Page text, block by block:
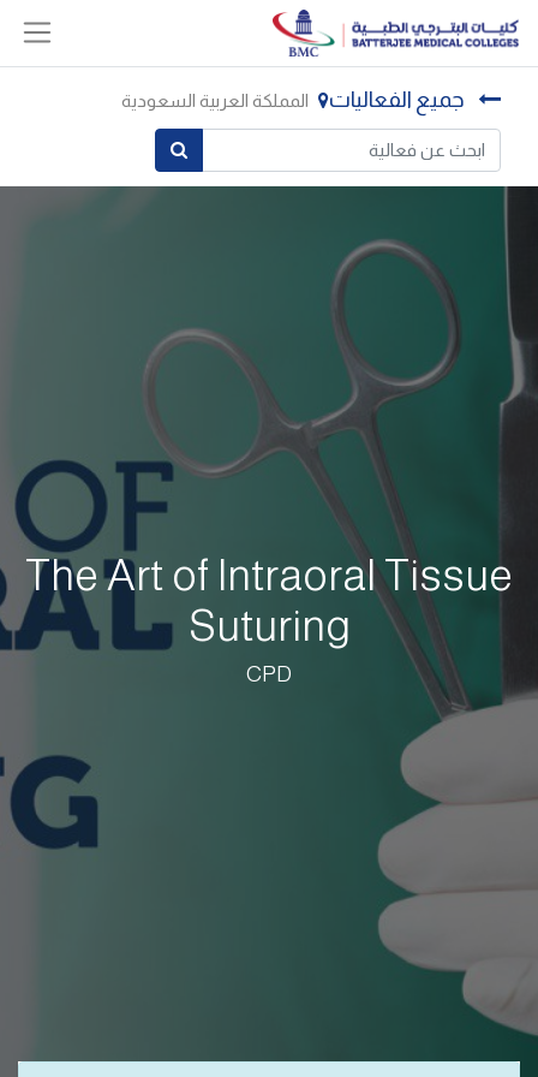
جميع الفعاليات المملكة العربية السعودية
The Art of Intraoral Tissue
Suturing
CPD